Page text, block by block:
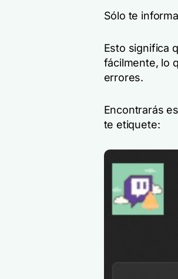
Sólo te
Esto significa
fácilmente, lo
errores.
Encontrarás
te etiquete: